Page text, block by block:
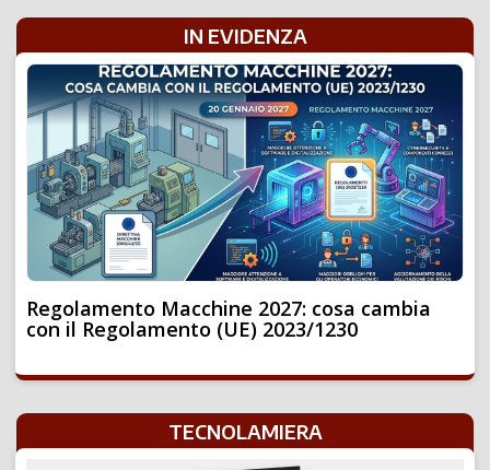
IN EVIDENZA
Regolamento Macchine 2027: cosa cambia
con il Regolamento (UE) 2023/1230
TECNOLAMIERA